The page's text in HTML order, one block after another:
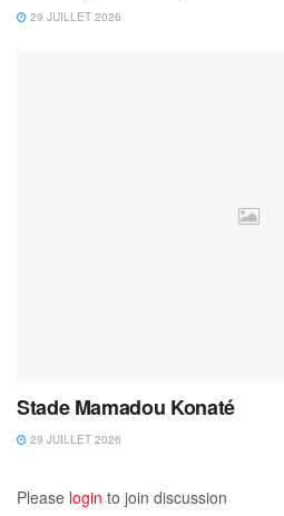
29 JUILLET 2026
Stade Mamadou Konaté
29 JUILLET 2026
Please login to join discussion